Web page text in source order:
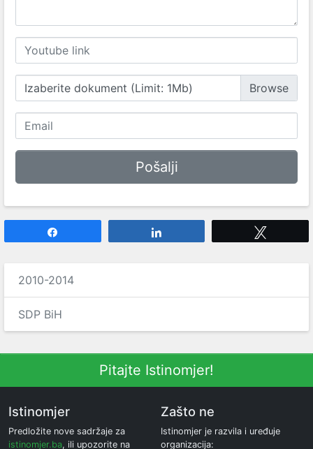
Izaberite dokument (Limit: 1Mb)
2010-2014
SDP BiH
Pitajte Istinomjer!
Istinomjer
Predložite nove sadržaje za
istinomjer.ba, ili upozorite na
Zašto ne
Istinomjer je razvila i uređuje
organizacija: